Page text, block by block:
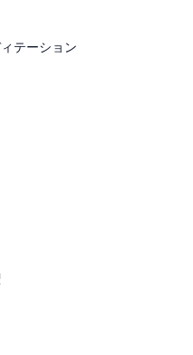
テーション